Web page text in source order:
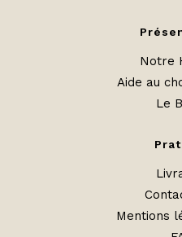
Notre
Aide au
Le
Mentions